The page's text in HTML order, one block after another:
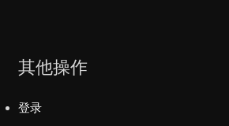
其他操作
登录